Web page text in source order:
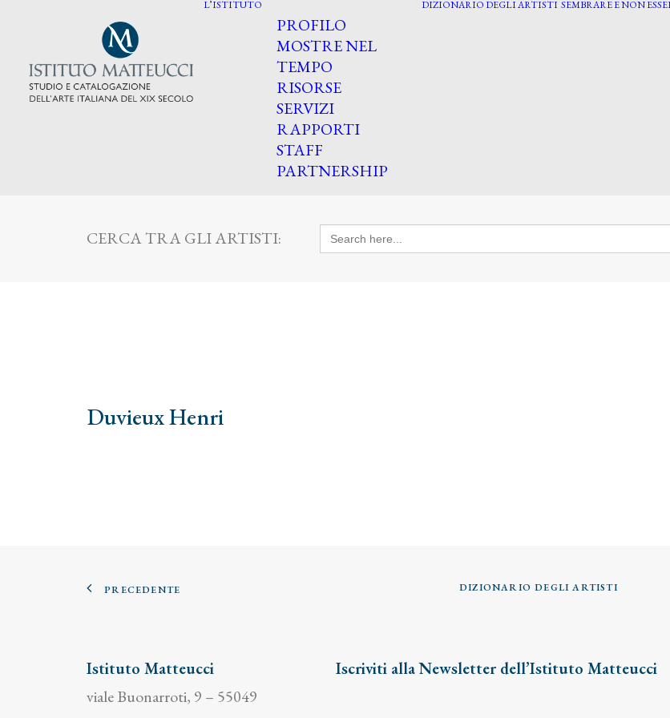
L’ISTITUTO
PROFILO
MOSTRE NEL
TEMPO
RISORSE
SERVIZI
RAPPORTI
STAFF
PARTNERSHIP
DIZIONARIO DEGLI ARTISTI SEMBRARE E NON
CERCA TRA GLI ARTISTI: Search
for:
Duvieux Henri
PRECEDENTE DIZIONARIO DEGLI ARTISTI
Istituto Matteucci
viale Buonarroti, 9 – 55049
Iscriviti alla Newsletter dell’Istituto Matteucci